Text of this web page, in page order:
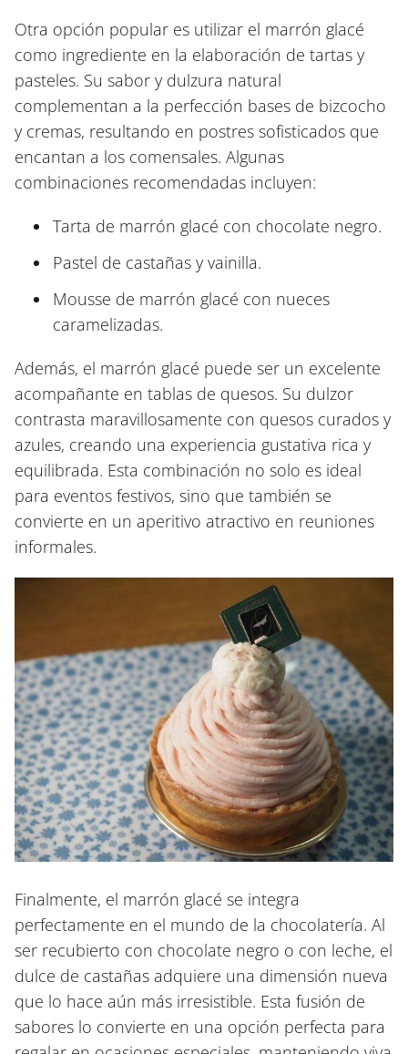
Otra opción popular es utilizar el marrón glacé
como ingrediente en la elaboración de tartas y
pasteles. Su sabor y dulzura natural
complementan a la perfección bases de bizcocho
y cremas, resultando en postres sofisticados que
encantan a los comensales. Algunas
combinaciones recomendadas incluyen:
Tarta de marrón glacé con chocolate negro.
Pastel de castañas y vainilla.
Mousse de marrón glacé con nueces
caramelizadas.
Además, el marrón glacé puede ser un excelente
acompañante en tablas de quesos. Su dulzor
contrasta maravillosamente con quesos curados y
azules, creando una experiencia gustativa rica y
equilibrada. Esta combinación no solo es ideal
para eventos festivos, sino que también se
convierte en un aperitivo atractivo en reuniones
informales.
Finalmente, el marrón glacé se integra
perfectamente en el mundo de la chocolatería. Al
ser recubierto con chocolate negro o con leche, el
dulce de castañas adquiere una dimensión nueva
que lo hace aún más irresistible. Esta fusión de
sabores lo convierte en una opción perfecta para